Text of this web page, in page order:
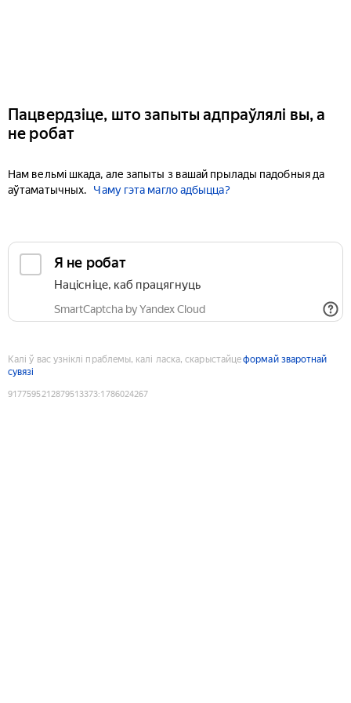
Пацвердзіце, што запыты адпраўлялі вы, а
не робат
Нам вельмі шкада, але запыты з вашай прылады падобныя да
аўтаматычных.
Чаму гэта магло адбыцца?
Я не робат
Націсніце, каб працягнуць
SmartCaptcha by Yandex Cloud
Калі ў вас узніклі праблемы, калі ласка, скарыстайцеформай зваротнай
сувязі
9177595212879513373:1786024267